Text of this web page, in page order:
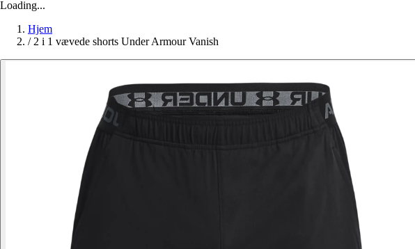
Loading...
Hjem
/ 2 i 1 vævede shorts Under Armour Vanish